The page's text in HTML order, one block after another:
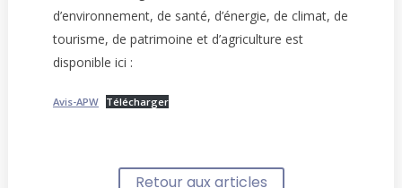
d’environnement, de santé, d’énergie, de climat, de
tourisme, de patrimoine et d’agriculture est
disponible ici :
Avis-APW Télécharger
Retour aux articles